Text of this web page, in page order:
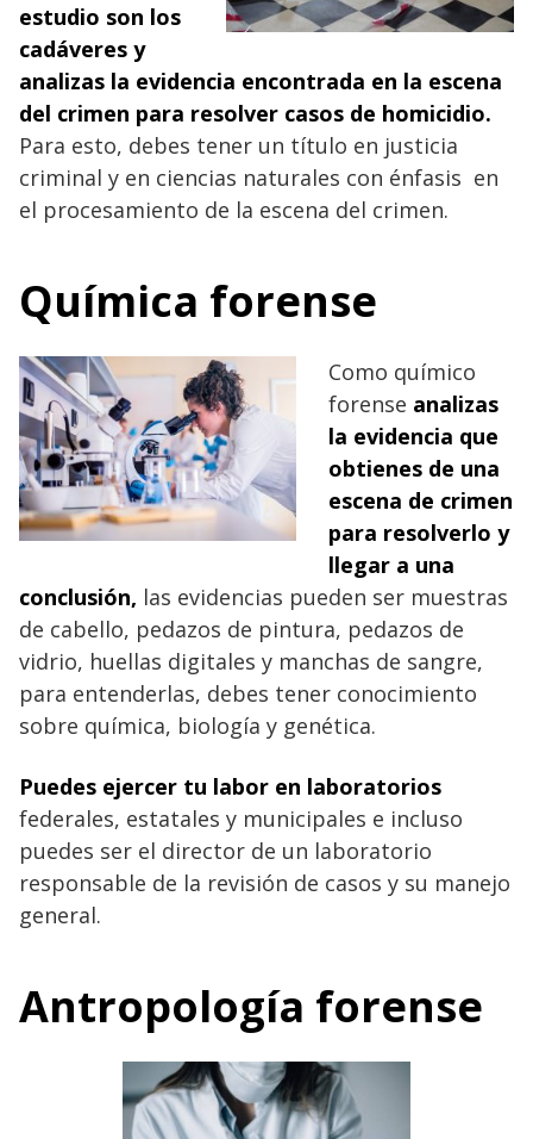
estudio son los
cadáveres y
analizas la evidencia encontrada en la escena
del crimen para resolver casos de homicidio.
Para esto, debes tener un título en justicia
criminal y en ciencias naturales con énfasis en
el procesamiento de la escena del crimen.
Química forense
Como químico
forense analizas
la evidencia que
obtienes de una
escena de crimen
para resolverlo y
llegar a una
conclusión, las evidencias pueden ser muestras
de cabello, pedazos de pintura, pedazos de
vidrio, huellas digitales y manchas de sangre,
para entenderlas, debes tener conocimiento
sobre química, biología y genética.
Puedes ejercer tu labor en laboratorios
federales, estatales y municipales e incluso
puedes ser el director de un laboratorio
responsable de la revisión de casos y su manejo
general.
Antropología forense